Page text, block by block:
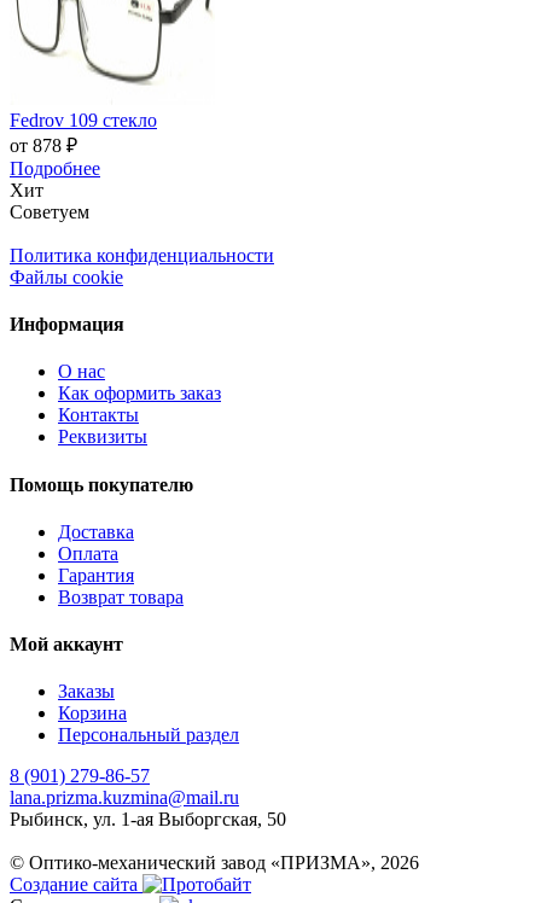
Fedrov 109 стекло
от 878 ₽
Подробнее
Хит
Советуем
Политика конфиденциальности
Файлы cookie
Информация
О нас
Как оформить заказ
Контакты
Реквизиты
Помощь покупателю
Доставка
Оплата
Гарантия
Возврат товара
Мой аккаунт
Заказы
Корзина
Персональный раздел
8 (901) 279-86-57
lana.prizma.kuzmina@mail.ru
Рыбинск, ул. 1-ая Выборгская, 50
© Оптико-механический завод «ПРИЗМА», 2026
Создание сайта